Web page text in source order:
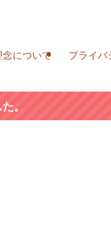
について プライ
。